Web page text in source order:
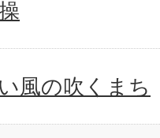
風の吹くまち